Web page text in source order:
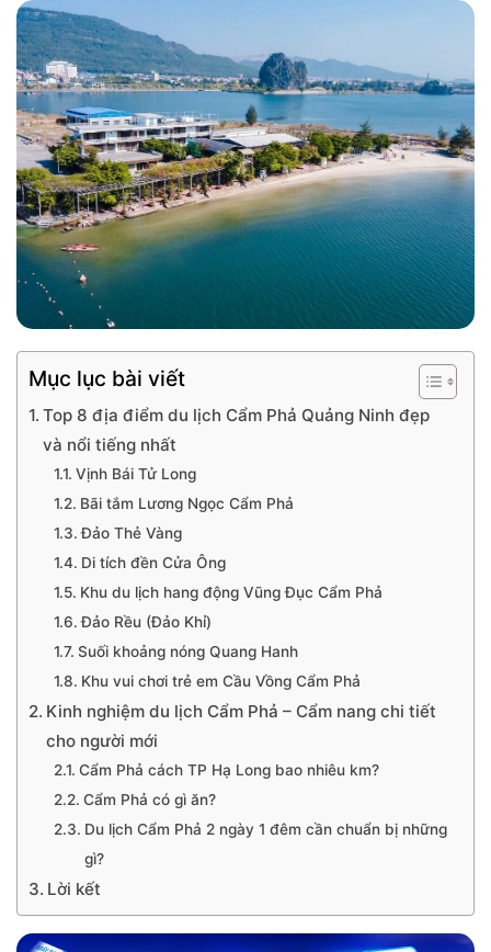
Mục lục bài viết
Top 8 địa điểm du lịch Cẩm Phả Quảng Ninh đẹp
và nổi tiếng nhất
Vịnh Bái Tử Long
Bãi tắm Lương Ngọc Cẩm Phả
Đảo Thẻ Vàng
Di tích đền Cửa Ông
Khu du lịch hang động Vũng Đục Cẩm Phả
Đảo Rều (Đảo Khỉ)
Suối khoảng nóng Quang Hanh
Khu vui chơi trẻ em Cầu Vồng Cẩm Phả
Kinh nghiệm du lịch Cẩm Phả – Cẩm nang chi tiết
cho người mới
Cẩm Phả cách TP Hạ Long bao nhiêu km?
Cẩm Phả có gì ăn?
Du lịch Cẩm Phả 2 ngày 1 đêm cần chuẩn bị những
gì?
Lời kết